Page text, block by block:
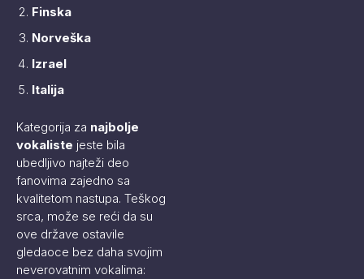
Finska
Norveška
Izrael
Italija
Kategorija za najbolje
vokaliste jeste bila
ubedljivo najteži deo
fanovima zajedno sa
kvalitetom nastupa. Teškog
srca, može se reći da su
ove države ostavile
gledaoce bez daha svojim
neverovatnim vokalima: